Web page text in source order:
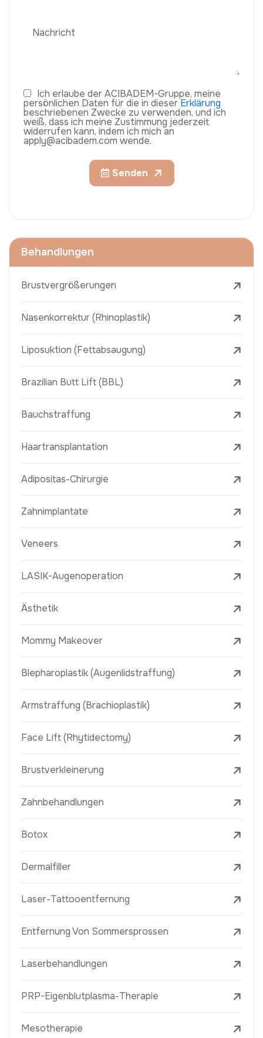
Ich erlaube der ACIBADEM-Gruppe, meine
persönlichen Daten für die in dieser Erklärung
beschriebenen Zwecke zu verwenden, und ich
weiß, dass ich meine Zustimmung jederzeit
widerrufen kann, indem ich mich an
apply@acibadem.com wende.
Senden
Behandlungen
Brustvergrößerungen
Nasenkorrektur (Rhinoplastik)
Liposuktion (Fettabsaugung)
Brazilian Butt Lift (BBL)
Bauchstraffung
Haartransplantation
Adipositas-Chirurgie
Zahnimplantate
Veneers
LASIK-Augenoperation
Ästhetik
Mommy Makeover
Blepharoplastik (Augenlidstraffung)
Armstraffung (Brachioplastik)
Face Lift (Rhytidectomy)
Brustverkleinerung
Zahnbehandlungen
Botox
Dermalfiller
Laser-Tattooentfernung
Entfernung Von Sommersprossen
Laserbehandlungen
PRP-Eigenblutplasma-Therapie
Mesotherapie